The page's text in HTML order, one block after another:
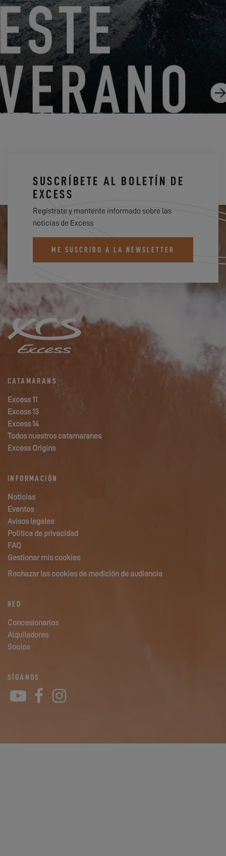
¡ENCUÉNTRESE CON EXCESS EN EL SALÓN NÁUTICO DE
30.9.21
SUSCRÍBETE AL BOLETÍN DE
EXCESS
Regístrate y mantente informado sobre las
noticias de Excess
ME SUSCRIBO A LA NEWSLETTER
CATAMARANS
Excess 11
Excess 13
Excess 14
Todos nuestros catamaranes
Excess Origins
INFORMACIÓN
Noticias
Eventos
Avisos legales
Politica de privacidad
FAQ
Gestionar mis cookies
Rechazar las cookies de medición de audiencia
RED
Concesionarios
Alquiladores
Socios
SÍGANOS
YouTube
Facebook
Instagram